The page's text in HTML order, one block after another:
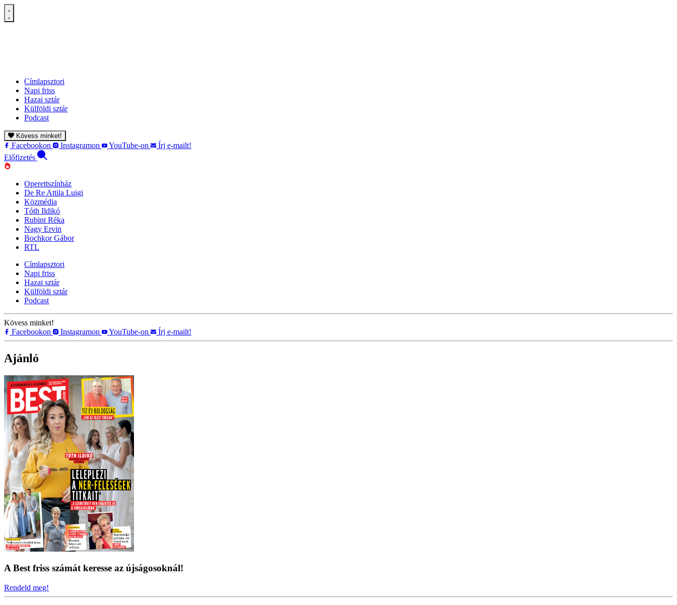
Címlapsztori
Napi friss
Hazai sztár
Külföldi sztár
Podcast
Kövess minket!
Facebookon Instagramon YouTube-on
Írj e-mailt!
Előfizetés
Operettszínház
De Re Attila Luigi
Közmédia
Tóth Ildikó
Rubint Réka
Nagy Ervin
Bochkor Gábor
RTL
Címlapsztori
Napi friss
Hazai sztár
Külföldi sztár
Podcast
Kövess minket!
Facebookon
Instagramon YouTube-on Írj e-mailt!
Ajánló
A Best friss számát keresse az újságosoknál!
Rendeld meg!